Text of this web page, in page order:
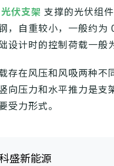
光伏支架 支撑的光伏组
，自重较小，一般约
设计时的控制荷载一般
存在风压和风吸两种不
向压力和水平推力是支
受力形式。
盛新能源